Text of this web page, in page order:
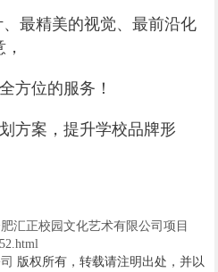
最精美的视觉、最前沿化
方位的服务！
方案，提升学校品牌形
汇正校园文化艺术有限公司项目
版权所有，转载请注明出处，并以